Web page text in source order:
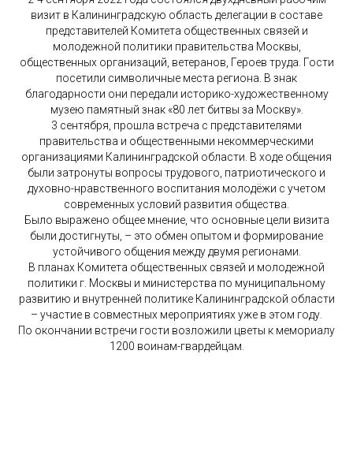
визит в Калининградскую область делегации в составе
представителей Комитета общественных связей и
молодежной политики правительства Москвы,
общественных организаций, ветеранов, Героев труда. Гости
посетили символичные места региона. В знак
благодарности они передали историко-художественному
музею памятный знак «80 лет битвы за Москву».
3 сентября, прошла встреча с представителями
правительства и общественными некоммерческими
организациями Калининградской области. В ходе общения
были затронуты вопросы трудового, патриотического и
духовно-нравственного воспитания молодёжи с учетом
современных условий развития общества.
Было выражено общее мнение, что основные цели визита
были достигнуты, – это обмен опытом и формирование
устойчивого общения между двумя регионами.
В планах Комитета общественных связей и молодежной
политики г. Москвы и министерства по муниципальному
развитию и внутренней политике Калининградской области
– участие в совместных мероприятиях уже в этом году.
По окончании встречи гости возложили цветы к мемориалу
1200 воинам-гвардейцам.